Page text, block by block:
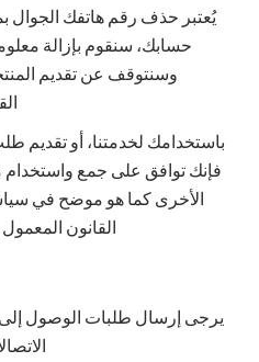
يُعتبر حذف رقم هاتفك
حسابك، سنقوم بإزالة
وسنتوقف عن تقديم
باستخدامك لخدمتنا، أو تقديم
فإنك توافق على جمع
الأخرى كما هو موضح في
القانون
يرجى إرسال طلبات الوصول إلى